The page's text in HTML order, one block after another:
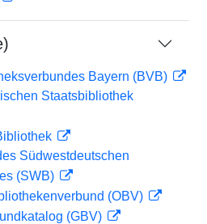
Bayern (BVB)
Staatsbibliothek
Südwestdeutschen
(SWB)
(OBV)
(GBV)